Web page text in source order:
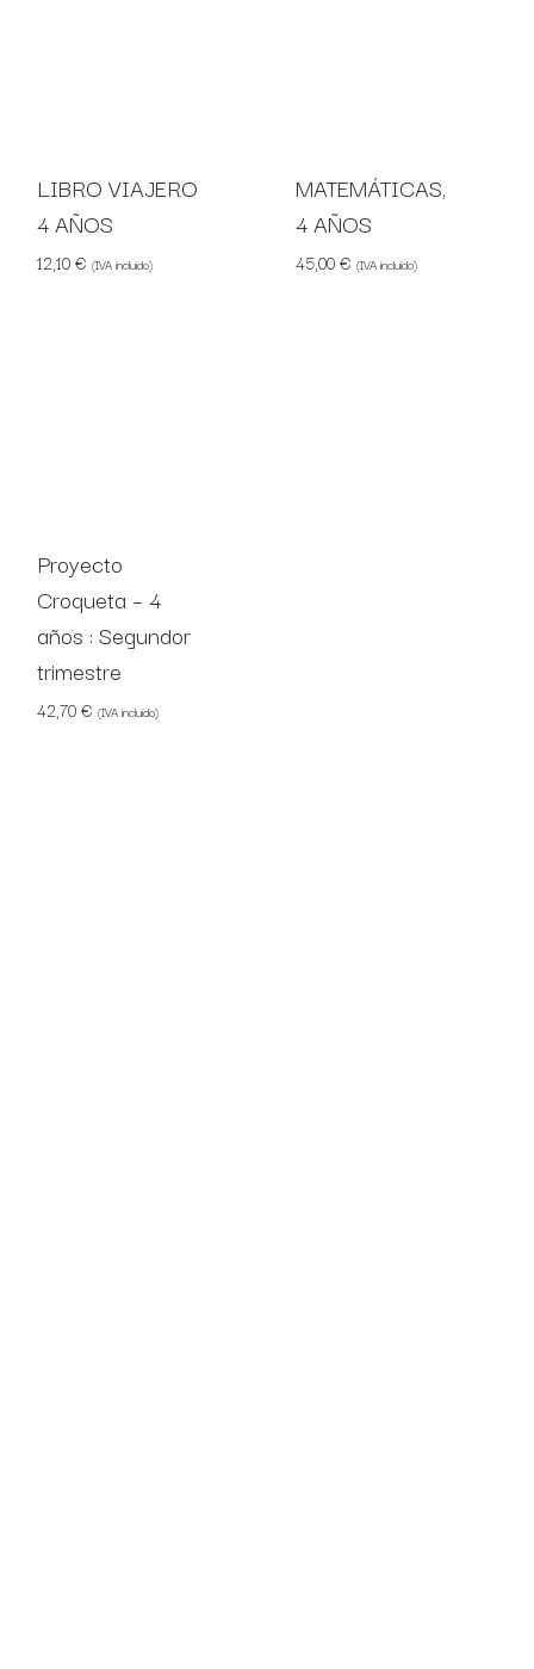
LIBRO VIAJERO
4 AÑOS
12,10€ (IVA incluido)
MATEMÁTICAS,
4 AÑOS
45,00€ (IVA incluido)
Proyecto
Croqueta – 4
años : Segundor
trimestre
42,70€ (IVA incluido)